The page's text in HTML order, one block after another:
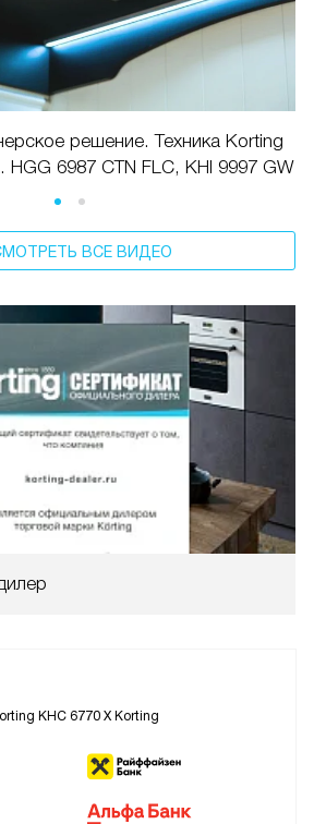
решение. Техника Korting
HGG 6987 CTN FLC, KHI 9997 GW
ВСЕ ВИДЕО
KHC 6770 X Korting